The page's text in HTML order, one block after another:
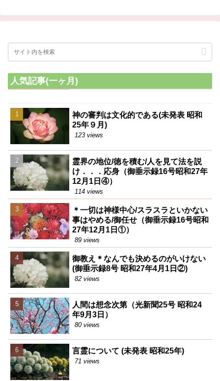
そういう人間が増えるとした
人気記事(一ヶ月)
神の審判は文化的である(未発表 昭和
25年９月)
123 views
霊界の地位/徳を積む/人を見て法を説
け．．．応身（御垂示録16号昭和27年
12月1日④）
114 views
＊一切は神様中心/スラスラといかない
事はやめる/御任せ（御垂示録16号昭和
27年12月1日①）
89 views
御教え＊なんでも決めるのがいけない
(御垂示録8号 昭和27年4月1日②)
82 views
人間は想念次第（光新聞25号 昭和24
年9月3日）
80 views
言霊について (未発表 昭和25年)
71 views